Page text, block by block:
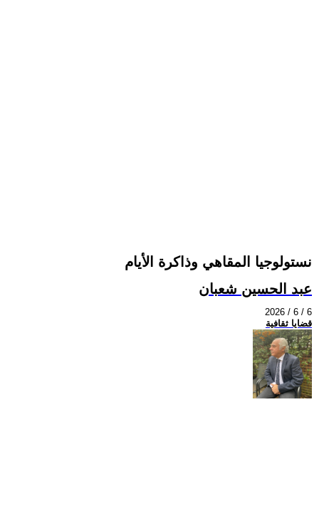
نستولوجيا المقاهي وذاكرة الأيام
عبد الحسين شعبان
2026 / 6 / 6
قضايا ثقافية